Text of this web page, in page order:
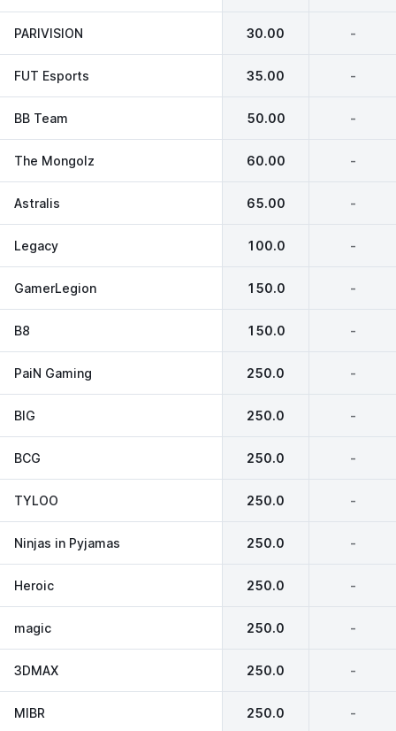
PARIVISION 30.00 -
FUT Esports 35.00 -
BB Team 50.00 -
The Mongolz 60.00 -
Astralis 65.00 -
Legacy 100.0 -
GamerLegion 150.0 -
B8 150.0 -
PaiN Gaming 250.0 -
BIG 250.0 -
BCG 250.0 -
TYLOO 250.0 -
Ninjas in Pyjamas 250.0 -
Heroic 250.0 -
magic 250.0 -
3DMAX 250.0 -
MIBR 250.0 -